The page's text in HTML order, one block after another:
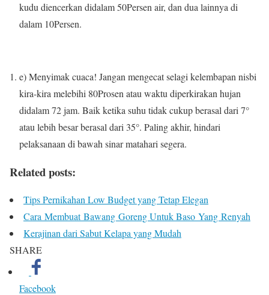
kudu diencerkan didalam 50Persen air, dan dua lainnya di
dalam 10Persen.
e) Menyimak cuaca! Jangan mengecat selagi kelembapan nisbi
kira-kira melebihi 80Prosen atau waktu diperkirakan hujan
didalam 72 jam. Baik ketika suhu tidak cukup berasal dari 7°
atau lebih besar berasal dari 35°. Paling akhir, hindari
pelaksanaan di bawah sinar matahari segera.
Related posts:
Tips Pernikahan Low Budget yang Tetap Elegan
Cara Membuat Bawang Goreng Untuk Baso Yang Renyah
Kerajinan dari Sabut Kelapa yang Mudah
SHARE
Facebook